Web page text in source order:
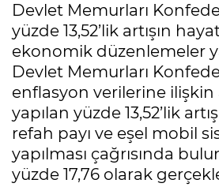
Devlet Memurları
yüzde 13,52’lik artışın
ekonomik düzenlemeler
Devlet Memurları
enflasyon verilerine ilişkin
yapılan yüzde 13,52’lik
refah payı ve eşel mobil
yapılması çağrısında
yüzde 17,76 olarak